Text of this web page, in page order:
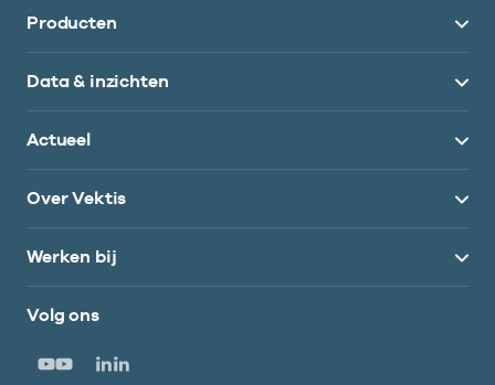
Producten
Data & inzichten
Actueel
Over Vektis
Werken bij
Volg ons